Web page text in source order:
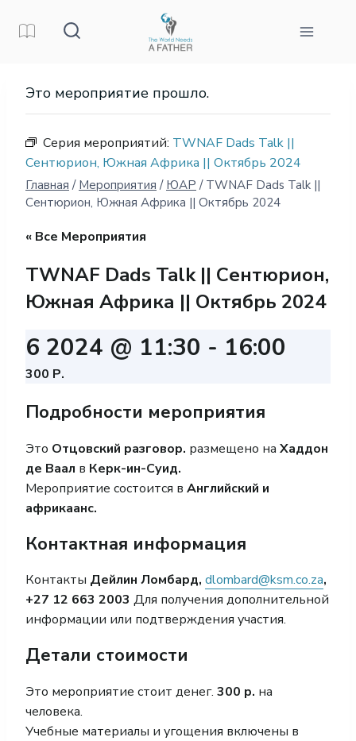
Это мероприятие прошло.
Серия мероприятий: TWNAF Dads Talk ||
Сентюрион, Южная Африка || Октябрь 2024
Главная / Мероприятия / ЮАР / TWNAF Dads Talk ||
Сентюрион, Южная Африка || Октябрь 2024
« Все Мероприятия
TWNAF Dads Talk || Сентюрион,
Южная Африка || Октябрь 2024
6 2024 @ 11:30 - 16:00
300 Р.
Подробности мероприятия
Это Отцовский разговор. размещено на Хаддон
де Ваал в Керк-ин-Суид.
Мероприятие состоится в Английский и
африкаанс.
Контактная информация
Контакты Дейлин Ломбард, dlombard@ksm.co.za,
+27 12 663 2003 Для получения дополнительной
информации или подтверждения участия.
Детали стоимости
Это мероприятие стоит денег. 300 р. на
человека.
Учебные материалы и угощения включены в